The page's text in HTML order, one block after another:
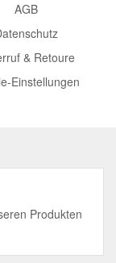
AGB
& Retoure
Einstellungen
Produkten